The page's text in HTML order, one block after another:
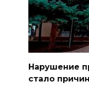
Нарушение
стало